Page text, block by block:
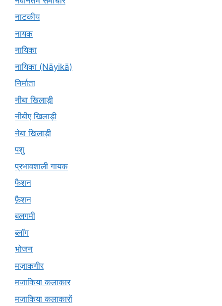
नाटकीय
नायक
नायिका
नायिका (Nāyikā)
निर्माता
नीबा खिलाड़ी
नीबीए खिलाड़ी
नेबा खिलाड़ी
पशु
प्रभावशाली गायक
फैशन
फ़ैशन
बलगमी
ब्लॉग
भोजन
मज़ाकगीर
मजाकिया कलाकार
मज़ाकिया कलाकारों